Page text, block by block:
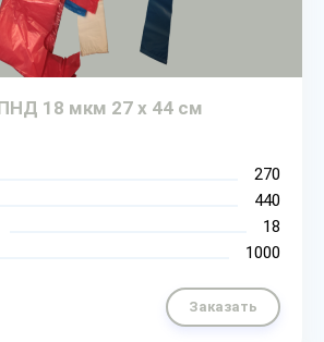
18 мкм 27 х 44 см
270
440
18
1000
Заказать